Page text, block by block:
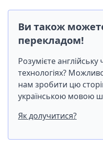
Ви також
перекладом!
Розумієте
технологіях?
нам зробити цю
українською мовою
Як долучитися?